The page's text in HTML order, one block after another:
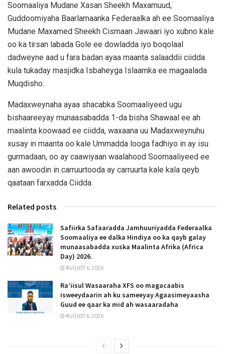
Soomaaliya Mudane Xasan Sheekh Maxamuud,
Guddoomiyaha Baarlamaanka Federaalka ah ee Soomaaliya
Mudane Maxamed Sheekh Cismaan Jawaari iyo xubno kale
oo ka tirsan labada Gole ee dowladda iyo boqolaal
dadweyne aad u fara badan ayaa maanta salaaddii ciidda
kula tukaday masjidka Isbaheyga Islaamka ee magaalada
Muqdisho.
Madaxweynaha ayaa shacabka Soomaaliyeed ugu
bishaareeyay munaasabadda 1-da bisha Shawaal ee ah
maalinta koowaad ee ciidda, waxaana uu Madaxweynuhu
xusay in maanta oo kale Ummadda looga fadhiyo in ay isu
gurmadaan, oo ay caawiyaan waalahood Soomaaliyeed ee
aan awoodin in carruurtooda ay carruurta kale kala qeyb
qaataan farxadda Ciidda.
Related posts
Safiirka Safaaradda Jamhuuriyadda Federaalka
Soomaaliya ee dalka Hindiya oo ka qayb galay
munaasabadda xuska Maalinta Afrika (Africa
Day) 2026.
AUGUST 6, 2026
Ra’iisul Wasaaraha XFS oo magacaabis
isweeydaarin ah ku sameeyay Agaasimeyaasha
Guud ee qaar ka mid ah wasaaradaha
AUGUST 6, 2026